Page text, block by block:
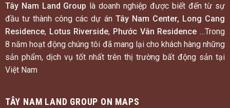
Tây Nam Land Group là doanh nghiệp được biết đến từ sự
đầu tư thành công các dự án Tây Nam Center, Long Cang
Residence, Lotus Riverside, Phước Vân Residence …Trong
8 năm hoạt động chúng tôi đã mang lại cho khách hàng những
sản phẩm, dịch vụ tốt nhất trên thị trường bất động sản tại
Việt Nam
TÂY NAM LAND GROUP ON MAPS